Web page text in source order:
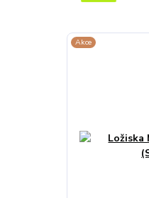
Akce